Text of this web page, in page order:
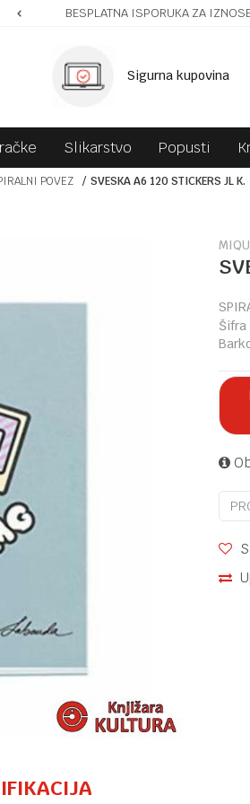
BESPLATNA ISPORUKA ZA
Sigurna kupovina
Slikarstvo Popusti
POVEZ SVESKA A6 120 STICKERS JL K.